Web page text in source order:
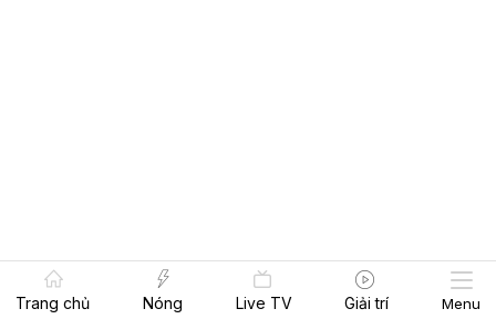
Trang chủ Nóng Live TV Giải trí Menu